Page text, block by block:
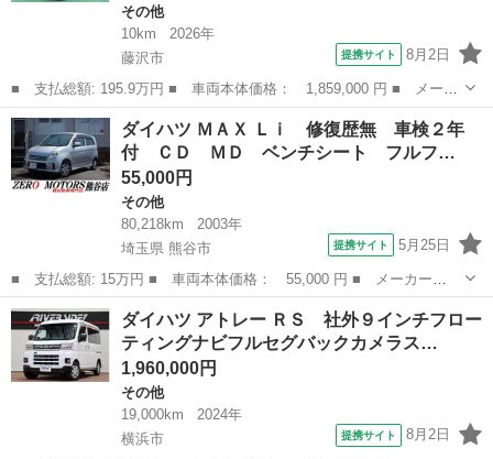
その他
10km
2026年
藤沢市
提携サイト 8月2日
■ 支払総額: 195.9万円 ■ 車両本体価格： 1,859,000 円 ■ メーカ
ー名： ダイハツ ■ 車種名： アトレー ■ グレード名： ＲＳ
届出済未使用車 衝突被害軽減システム バックカメラ 両側電動ス
ライドド...
神奈川 藤沢市 その他
ダイハツ ＭＡＸ Ｌｉ 修復歴無 車検２年
付 ＣＤ ＭＤ ベンチシート フルフ…
55,000円
その他
80,218km
2003年
埼玉県 熊谷市
提携サイト 5月25日
■ 支払総額: 15万円 ■ 車両本体価格： 55,000 円 ■ メーカー
名： ダイハツ ■ 車種名： ＭＡＸ ■ グレード名： Ｌｉ 修復
歴無 車検２年付 ＣＤ ＭＤ ベンチシート フルフラット アル
ミホイール ラジオ...
埼玉 熊谷市 その他
ダイハツ アトレー ＲＳ 社外９インチフロー
ティングナビフルセグバックカメラス…
1,960,000円
その他
19,000km
2024年
横浜市
提携サイト 8月2日